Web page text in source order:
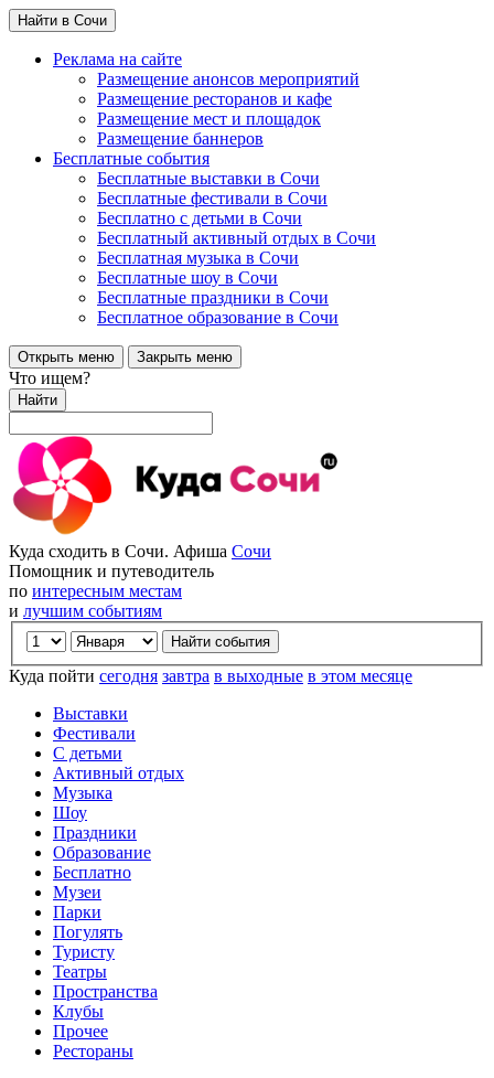
Найти в Сочи
Реклама на сайте
Размещение анонсов мероприятий
Размещение ресторанов и кафе
Размещение мест и площадок
Размещение баннеров
Бесплатные события
Бесплатные выставки в Сочи
Бесплатные фестивали в Сочи
Бесплатно с детьми в Сочи
Бесплатный активный отдых в Сочи
Бесплатная музыка в Сочи
Бесплатные шоу в Сочи
Бесплатные праздники в Сочи
Бесплатное образование в Сочи
Открыть меню Закрыть меню
Что ищем?
Найти
Куда сходить в Сочи. Афиша Сочи
Помощник и путеводитель
по интересным местам
и лучшим событиям
Куда пойти сегодня завтра в выходные в этом месяце
Выставки
Фестивали
С детьми
Активный отдых
Музыка
Шоу
Праздники
Образование
Бесплатно
Музеи
Парки
Погулять
Туристу
Театры
Пространства
Клубы
Прочее
Рестораны